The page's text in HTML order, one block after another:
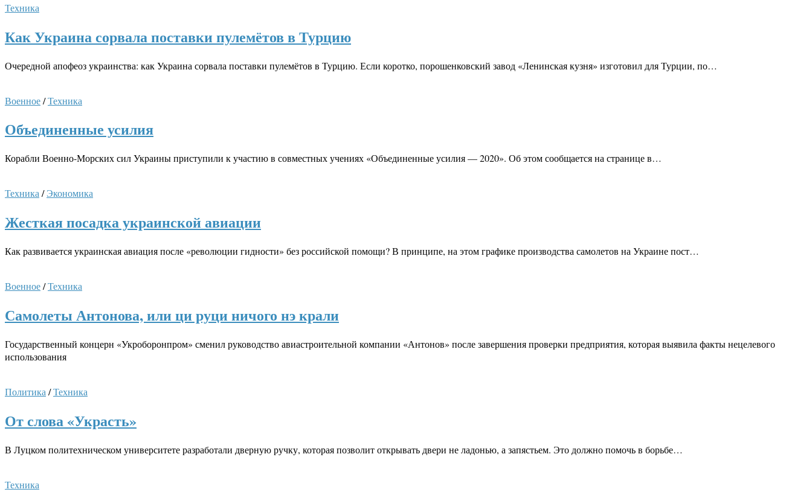
Техника
Как Украина сорвала поставки пулемётов в Турцию
Очередной апофеоз украинства: как Украина сорвала поставки пулемётов в Турцию. Если коротко, порошенковский завод «Ленинская кузня» изготовил для Турции, по…
Военное/Техника
Объединенные усилия
Корабли Военно-Морских сил Украины приступили к участию в совместных учениях «Объединенные усилия — 2020». Об этом сообщается на странице в…
Техника/Экономика
Жесткая посадка украинской авиации
Как развивается украинская авиация после «революции гидности» без российской помощи? В принципе, на этом графике производства самолетов на Украине пост…
Военное/Техника
Самолеты Антонова, или ци руци ничого нэ крали
Государственный концерн «Укроборонпром» сменил руководство авиастроительной компании «Антонов» после завершения проверки предприятия, которая выявила факты нецелевого
использования
Политика /Техника
От слова «Украсть»
В Луцком политехническом университете разработали дверную ручку, которая позволит открывать двери не ладонью, а запястьем. Это должно помочь в борьбе…
Техника